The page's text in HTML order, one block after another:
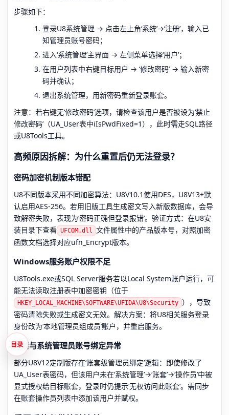
步骤如下：
登录U8系统管理 → 点击左上角‘系统’→‘注册’，输入已
知管理员账号密码；
进入‘系统管理’主界面 → 左侧菜单选择‘用户’；
在用户列表中右键目标用户 → ‘修改密码’ → 输入新密
码并确认；
退出系统管理，用新密码重新登录账套。
注意：若右键无‘修改密码’选项，请检查该用户是否被设为‘禁止
修改密码’（UA_User表中iIsPwdFixed=1），此时需走SQL路径
或U8Tools工具。
高频原因拆解：为什么重置后仍无法登录？
密码加密机制版本错配
U8不同版本采用不同加密算法：U8V10.1使用DES，U8V13+默
认启用AES-256。若用旧版工具生成密文写入新版数据库，会导
致解密失败，表现为‘密码正确但登录报错’。验证方式：在U8安
装目录下查看 UFCOM.dll 文件属性中的产品版本号，对照加密
函数文档选择对应ufn_Encrypt版本。
Windows服务账户权限不足
U8Tools.exe或SQL Server服务若以Local System账户运行，可
能无法读取注册表中加密密钥（位于
HKEY_LOCAL_MACHINE\SOFTWARE\UFIDA\U8\Security ），导致
密码清除失败或生成密文无效。解决方案：将U8相关服务登录
身份改为‘本地管理员组成员’账户，并重启服务。
账套与系统管理员账号绑定异常
部分U8V12定制版存在‘账套级管理员绑定’逻辑：即使修改了
UA_User表密码，但该用户未在‘系统管理’→‘账套’→‘操作员’中被
显式授权给目标账套，登录时仍提示‘无权访问此账套’。需同步
在账套操作员列表中添加该用户并赋权。
目录